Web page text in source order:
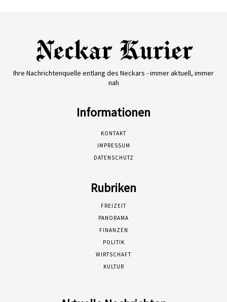
Ihre Nachrichtenquelle entlang des Neckars - immer aktuell, immer
nah
Informationen
KONTAKT
IMPRESSUM
DATENSCHUTZ
Rubriken
FREIZEIT
PANORAMA
FINANZEN
POLITIK
WIRTSCHAFT
KULTUR